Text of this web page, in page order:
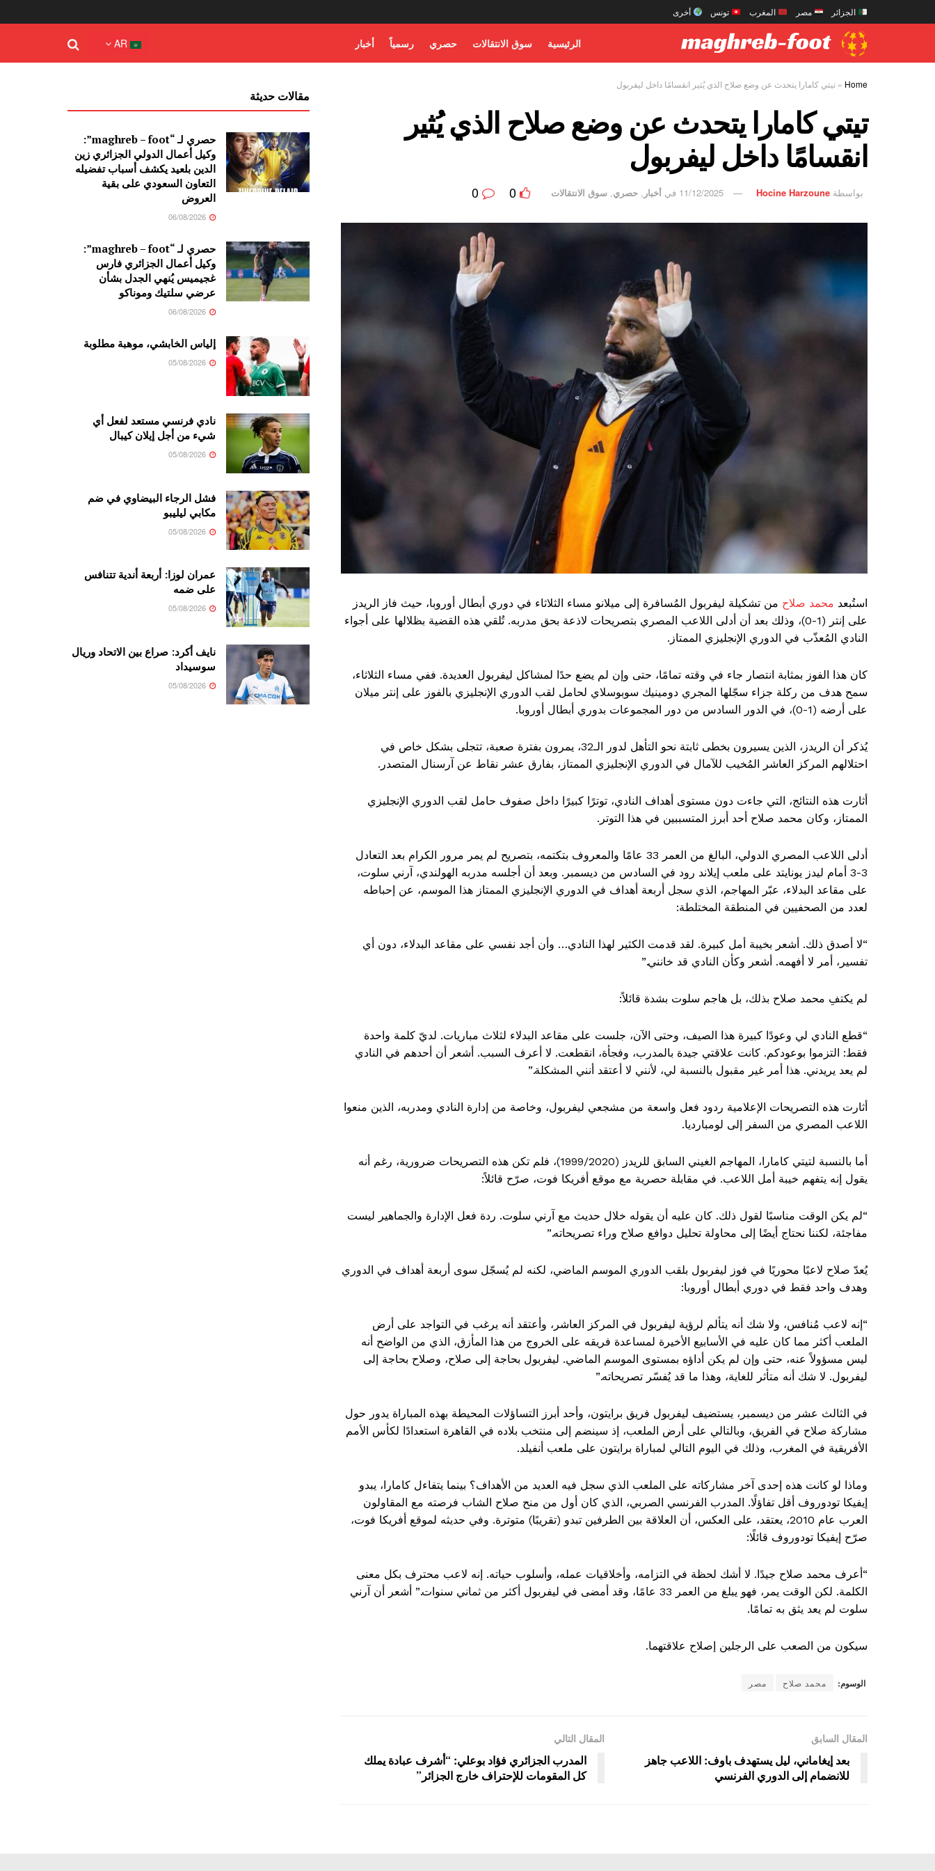
الجزائر مصر المغرب تونس أخرى
الرئيسية سوق الانتقالات حصري رسمياً أخبار AR
Home
» تيتي كامارا يتحدث عن وضع صلاح الذي يُثير انقسامًا داخل ليفربول
تيتي كامارا يتحدث عن وضع صلاح الذي يُثير
انقسامًا داخل ليفربول
بواسطة Hocine Harzoune
11/12/2025 في أخبار , حصري, سوق الانتقالات 0
استُبعد محمد صلاح من تشكيلة ليفربول المُسافرة إلى ميلانو مساء الثلاثاء في دوري أبطال أوروبا، حيث فاز الريدز
على إنتر (1-0)، وذلك بعد أن أدلى اللاعب المصري بتصريحات لاذعة بحق مدربه. تُلقي هذه القضية بظلالها على أجواء
النادي المُعذّب في الدوري الإنجليزي الممتاز.
كان هذا الفوز بمثابة انتصار جاء في وقته تمامًا، حتى وإن لم يضع حدًا لمشاكل ليفربول العديدة. ففي مساء الثلاثاء،
سمح هدف من ركلة جزاء سجّلها المجري دومينيك سوبوسلاي لحامل لقب الدوري الإنجليزي بالفوز على إنتر ميلان
على أرضه (1-0)، في الدور السادس من دور المجموعات بدوري أبطال أوروبا.
يُذكر أن الريدز، الذين يسيرون بخطى ثابتة نحو التأهل لدور الـ32، يمرون بفترة صعبة، تتجلى بشكل خاص في
احتلالهم المركز العاشر المُخيب للآمال في الدوري الإنجليزي الممتاز، بفارق عشر نقاط عن آرسنال المتصدر.
أثارت هذه النتائج، التي جاءت دون مستوى أهداف النادي، توترًا كبيرًا داخل صفوف حامل لقب الدوري الإنجليزي
الممتاز، وكان محمد صلاح أحد أبرز المتسببين في هذا التوتر.
أدلى اللاعب المصري الدولي، البالغ من العمر 33 عامًا والمعروف بتكتمه، بتصريح لم يمر مرور الكرام بعد التعادل
3-3 أمام ليدز يونايتد على ملعب إيلاند رود في السادس من ديسمبر. وبعد أن أجلسه مدربه الهولندي، آرني سلوت،
على مقاعد البدلاء، عبّر المهاجم، الذي سجل أربعة أهداف في الدوري الإنجليزي الممتاز هذا الموسم، عن إحباطه
لعدد من الصحفيين في المنطقة المختلطة:
“لا أصدق ذلك. أشعر بخيبة أمل كبيرة. لقد قدمت الكثير لهذا النادي… وأن أجد نفسي على مقاعد البدلاء، دون أي
تفسير، أمر لا أفهمه. أشعر وكأن النادي قد خانني.”
لم يكتفِ محمد صلاح بذلك، بل هاجم سلوت بشدة قائلاً:
“قطع النادي لي وعودًا كبيرة هذا الصيف، وحتى الآن، جلست على مقاعد البدلاء لثلاث مباريات. لديّ كلمة واحدة
فقط: التزموا بوعودكم. كانت علاقتي جيدة بالمدرب، وفجأة، انقطعت. لا أعرف السبب. أشعر أن أحدهم في النادي
لم يعد يريدني. هذا أمر غير مقبول بالنسبة لي، لأنني لا أعتقد أنني المشكلة.”
أثارت هذه التصريحات الإعلامية ردود فعل واسعة من مشجعي ليفربول، وخاصة من إدارة النادي ومدربه، الذين منعوا
اللاعب المصري من السفر إلى لومبارديا.
أما بالنسبة لتيتي كامارا، المهاجم الغيني السابق للريدز (1999/2020)، فلم تكن هذه التصريحات ضرورية، رغم أنه
يقول إنه يتفهم خيبة أمل اللاعب. في مقابلة حصرية مع موقع أفريكا فوت، صرّح قائلاً:
“لم يكن الوقت مناسبًا لقول ذلك. كان عليه أن يقوله خلال حديث مع آرني سلوت. ردة فعل الإدارة والجماهير ليست
مفاجئة، لكننا نحتاج أيضًا إلى محاولة تحليل دوافع صلاح وراء تصريحاته.”
يُعدّ صلاح لاعبًا محوريًا في فوز ليفربول بلقب الدوري الموسم الماضي، لكنه لم يُسجّل سوى أربعة أهداف في الدوري
وهدف واحد فقط في دوري أبطال أوروبا:
“إنه لاعب مُنافس، ولا شك أنه يتألم لرؤية ليفربول في المركز العاشر، وأعتقد أنه يرغب في التواجد على أرض
الملعب أكثر مما كان عليه في الأسابيع الأخيرة لمساعدة فريقه على الخروج من هذا المأزق، الذي من الواضح أنه
ليس مسؤولاً عنه، حتى وإن لم يكن أداؤه بمستوى الموسم الماضي. ليفربول بحاجة إلى صلاح، وصلاح بحاجة إلى
ليفربول. لا شك أنه متأثر للغاية، وهذا ما قد يُفسّر تصريحاته.”
في الثالث عشر من ديسمبر، يستضيف ليفربول فريق برايتون، وأحد أبرز التساؤلات المحيطة بهذه المباراة يدور حول
مشاركة صلاح في الفريق، وبالتالي على أرض الملعب، إذ سينضم إلى منتخب بلاده في القاهرة استعدادًا لكأس الأمم
الأفريقية في المغرب، وذلك في اليوم التالي لمباراة برايتون على ملعب أنفيلد.
وماذا لو كانت هذه إحدى آخر مشاركاته على الملعب الذي سجل فيه العديد من الأهداف؟ بينما يتفاءل كامارا، يبدو
إيفيكا تودوروف أقل تفاؤلًا. المدرب الفرنسي الصربي، الذي كان أول من منح صلاح الشاب فرصته مع المقاولون
العرب عام 2010، يعتقد، على العكس، أن العلاقة بين الطرفين تبدو (تقريبًا) متوترة. وفي حديثه لموقع أفريكا فوت،
صرّح إيفيكا تودوروف قائلًا:
“أعرف محمد صلاح جيدًا. لا أشك لحظة في التزامه، وأخلاقيات عمله، وأسلوب حياته. إنه لاعب محترف بكل معنى
الكلمة. لكن الوقت يمر، فهو يبلغ من العمر 33 عامًا، وقد أمضى في ليفربول أكثر من ثماني سنوات.” أشعر أن آرني
سلوت لم يعد يثق به تمامًا.
سيكون من الصعب على الرجلين إصلاح علاقتهما.
الوسوم: محمد صلاح مصر
المقال السابق
بعد إيغاماني، ليل يستهدف باوف: اللاعب جاهز
للانضمام إلى الدوري الفرنسي
المقال التالي
المدرب الجزائري فؤاد بوعلي: “أشرف عبادة يملك
كل المقومات للإحتراف خارج الجزائر”
مقالات حديثة
حصري لـ “maghreb – foot”:
وكيل أعمال الدولي الجزائري زين
الدين بلعيد يكشف أسباب تفضيله
التعاون السعودي على بقية
العروض
حصري لـ “maghreb – foot”:
وكيل أعمال الجزائري فارس
غجيميس يُنهي الجدل بشأن
عرضي سلتيك وموناكو
إلياس الخابشي، موهبة مطلوبة
نادي فرنسي مستعد لفعل أي
شيء من أجل إيلان كيبال
فشل الرجاء البيضاوي في ضم
مكابي ليليبو
عمران لوزا: أربعة أندية تتنافس
على ضمه
نايف أكرد: صراع بين الاتحاد وريال
سوسيداد